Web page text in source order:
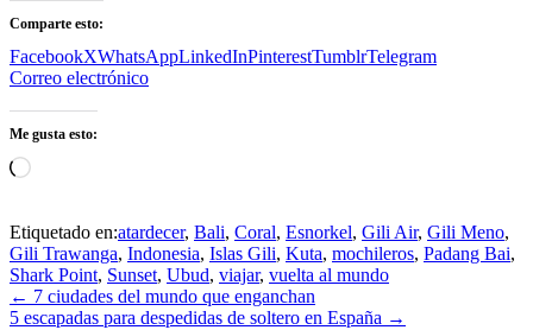
Comparte esto:
FacebookXWhatsAppLinkedInPinterestTumblrTelegram
Correo electrónico
Me gusta esto:
Cargando...
Etiquetado en:atardecer, Bali, Coral, Esnorkel, Gili Air, Gili Meno,
Gili Trawanga, Indonesia, Islas Gili, Kuta, mochileros, Padang Bai,
Shark Point, Sunset, Ubud, viajar, vuelta al mundo
← 7 ciudades del mundo que enganchan
5 escapadas para despedidas de soltero en España →